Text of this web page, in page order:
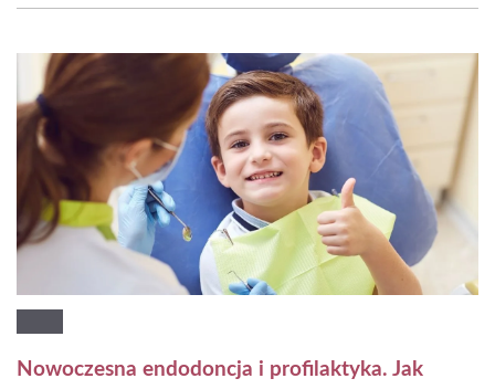
Nowoczesna endodoncja i profilaktyka. Jak